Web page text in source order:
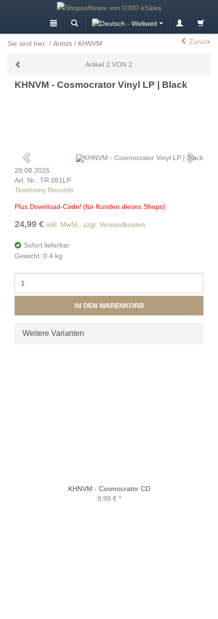
Sie sind hier: / Artists / KHNVM Zurück
Artikel 2 VON 2
KHNVM - Cosmocrator Vinyl LP | Black
29.08.2025
Art. Nr.: TR 051LP
Testimony Records
Plus Download-Code! (für Kunden dieses Shops)
24,99 € inkl. MwSt., zzgl. Versandkosten
Sofort lieferbar
Gewicht: 0.4 kg
IN DEN WARENKORB
Weitere Varianten
KHNVM - Cosmocrator CD
9,98 €*